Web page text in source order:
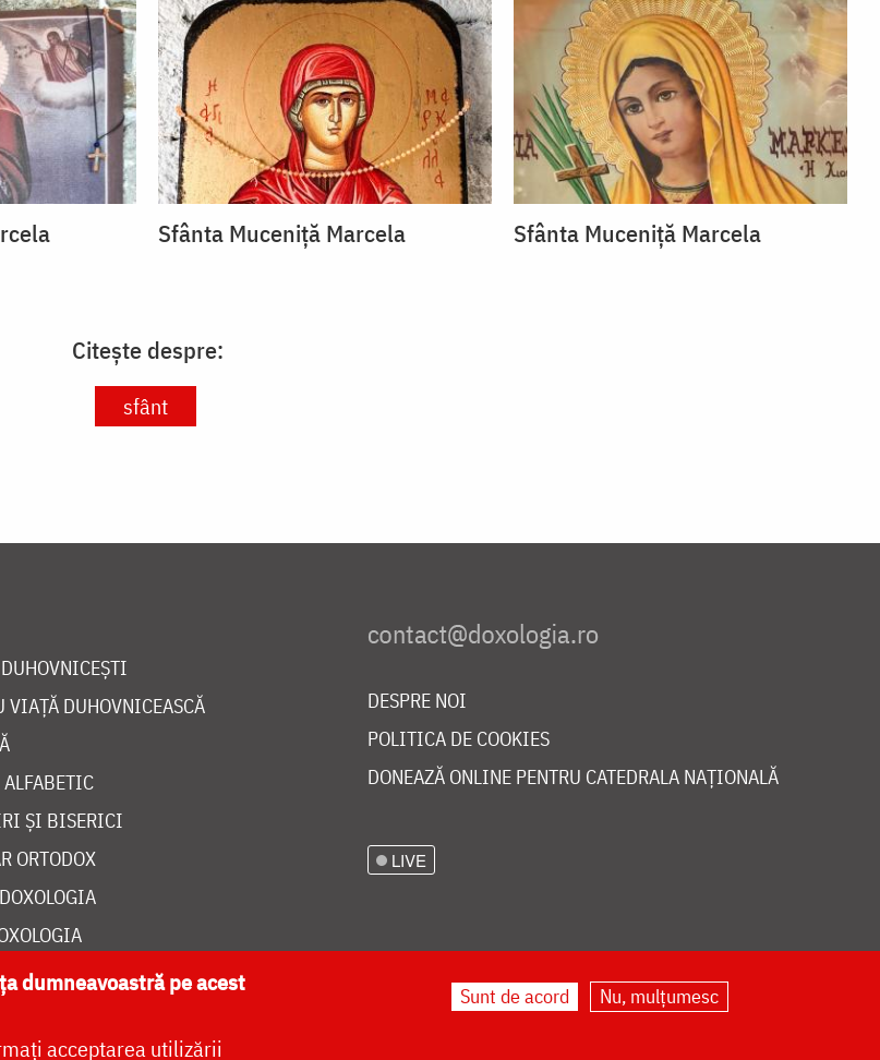
Sfânta Muceniță Marcela Sfânta Muceniță Marcela
Citește despre:
sfânt
VIAȚĂ DUHOVNICEASCĂ
ȘI BISERICI
ORTODOX
DESPRE NOI
POLITICA DE COOKIES
DONEAZĂ ONLINE PENTRU CATEDRALA NAȚIONALĂ
LIVE
dumneavoastră pe acest
acceptarea utilizării
Sunt de acord Nu, mulțumesc